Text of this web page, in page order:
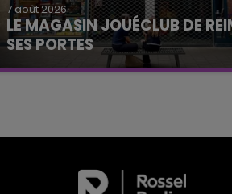
7 août 2026
LE MAGASIN JOUÉCLUB DE
SES PORTES
C'était l'une des institutions du